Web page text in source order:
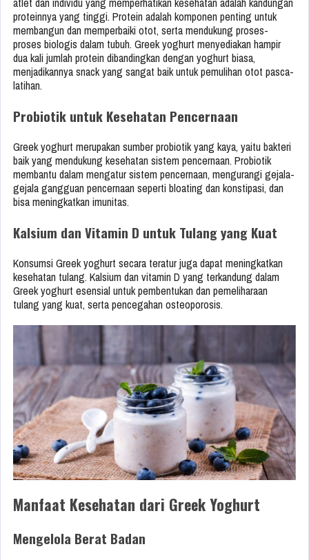
atlet dan individu yang memperhatikan kesehatan adalah kandungan
proteinnya yang tinggi. Protein adalah komponen penting untuk
membangun dan memperbaiki otot, serta mendukung proses-
proses biologis dalam tubuh. Greek yoghurt menyediakan hampir
dua kali jumlah protein dibandingkan dengan yoghurt biasa,
menjadikannya snack yang sangat baik untuk pemulihan otot pasca-
latihan.
Probiotik untuk Kesehatan Pencernaan
Greek yoghurt merupakan sumber probiotik yang kaya, yaitu bakteri
baik yang mendukung kesehatan sistem pencernaan. Probiotik
membantu dalam mengatur sistem pencernaan, mengurangi gejala-
gejala gangguan pencernaan seperti bloating dan konstipasi, dan
bisa meningkatkan imunitas.
Kalsium dan Vitamin D untuk Tulang yang Kuat
Konsumsi Greek yoghurt secara teratur juga dapat meningkatkan
kesehatan tulang. Kalsium dan vitamin D yang terkandung dalam
Greek yoghurt esensial untuk pembentukan dan pemeliharaan
tulang yang kuat, serta pencegahan osteoporosis.
Manfaat Kesehatan dari Greek Yoghurt
Mengelola Berat Badan